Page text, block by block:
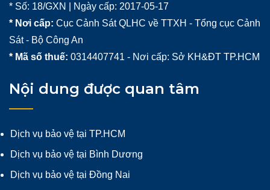
* Số: 18/GXN | Ngày cấp: 2017-05-17
* Nơi cấp: Cục Cảnh Sát QLHC về TTXH - Tổng cục Cảnh
Sát - Bộ Công An
* Mã số thuế: 0314407741 - Nơi cấp: Sở KH&ĐT TP.HCM
Nội dung được quan tâm
Dịch vụ bảo vệ tại TP.HCM
Dịch vụ bảo vệ tại Bình Dương
Dịch vụ bảo vệ tại Đồng Nai